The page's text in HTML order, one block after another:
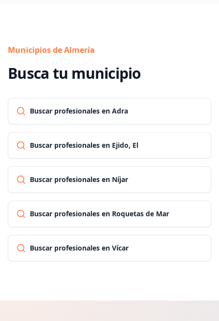
Municipios de Almería
Busca tu municipio
Buscar profesionales en Adra
Buscar profesionales en Ejido, El
Buscar profesionales en Níjar
Buscar profesionales en Roquetas de Mar
Buscar profesionales en Vícar